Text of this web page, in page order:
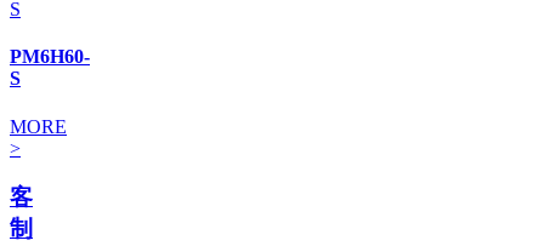
PM6H60-
S
MORE
>
客
制